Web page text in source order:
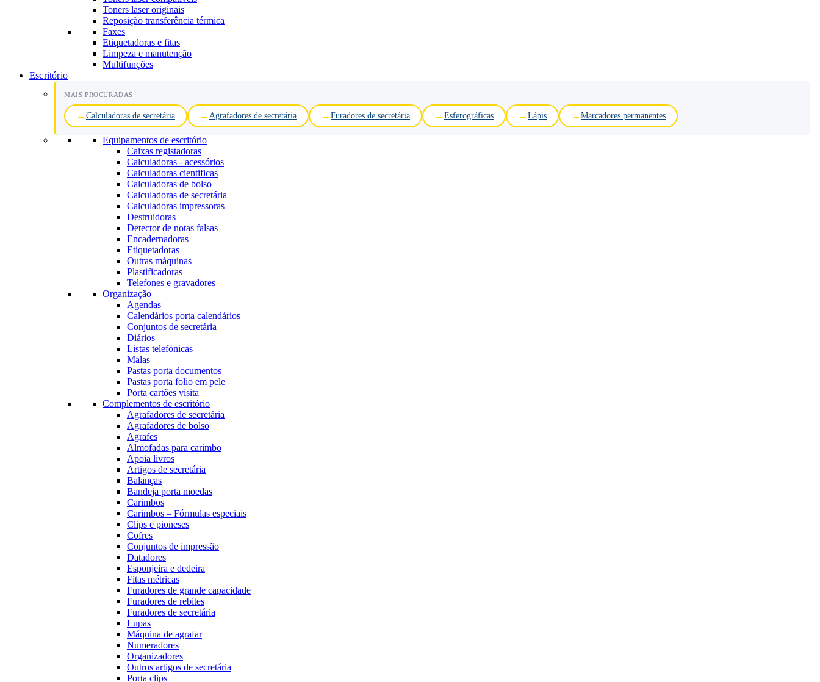
Toners laser originais
Reposição transferência térmica
Faxes
Etiquetadoras e fitas
Limpeza e manutenção
Multifunções
Escritório
MAIS PROCURADAS
Calculadoras de secretária Agrafadores de secretária Furadores de secretária Esferográficas Lápis Marcadores permanentes
Equipamentos de escritório
Caixas registadoras
Calculadoras - acessórios
Calculadoras cientificas
Calculadoras de bolso
Calculadoras de secretária
Calculadoras impressoras
Destruidoras
Detector de notas falsas
Encadernadoras
Etiquetadoras
Outras máquinas
Plastificadoras
Telefones e gravadores
Organização
Agendas
Calendários porta calendários
Conjuntos de secretária
Diários
Listas telefónicas
Malas
Pastas porta documentos
Pastas porta folio em pele
Porta cartões visita
Complementos de escritório
Agrafadores de secretária
Agrafadores de bolso
Agrafes
Almofadas para carimbo
Apoia livros
Artigos de secretária
Balanças
Bandeja porta moedas
Carimbos
Carimbos – Fórmulas especiais
Clips e pioneses
Cofres
Conjuntos de impressão
Datadores
Esponjeira e dedeira
Fitas métricas
Furadores de grande capacidade
Furadores de rebites
Furadores de secretária
Lupas
Máquina de agrafar
Numeradores
Organizadores
Outros artigos de secretária
Porta clips